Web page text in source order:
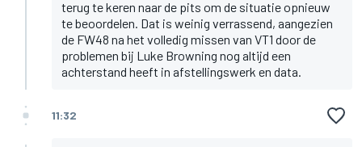
terug te keren naar de pits om de situatie opnieuw
te beoordelen. Dat is weinig verrassend, aangezien
de FW48 na het volledig missen van VT1 door de
problemen bij Luke Browning nog altijd een
achterstand heeft in afstellingswerk en data.
11:32